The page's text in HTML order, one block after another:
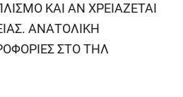
ΚΑΙ ΑΝ ΧΡΕΙΑΖΕΤΑΙ
ΑΝΑΤΟΛΙΚΗ
ΣΤΟ ΤΗΛ